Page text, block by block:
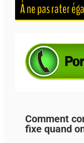
À ne pas rater
Comment
fixe quand